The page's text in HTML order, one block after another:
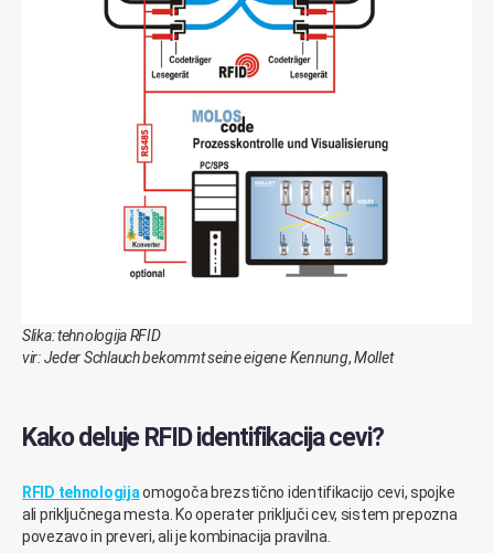
Slika: tehnologija RFID
vir: Jeder Schlauch bekommt seine eigene Kennung,Mollet
Kako deluje RFID identifikacija cevi?
RFID tehnologijaomogoča brezstično identifikacijo cevi, spojke
ali priključnega mesta. Ko operater priključi cev, sistem prepozna
povezavo in preveri, ali je kombinacija pravilna.